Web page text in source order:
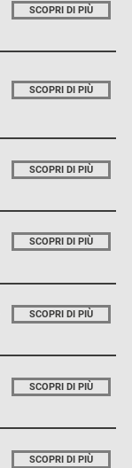
SCOPRI DI PIÙ
SCOPRI DI PIÙ
SCOPRI DI PIÙ
SCOPRI DI PIÙ
SCOPRI DI PIÙ
SCOPRI DI PIÙ
SCOPRI DI PIÙ